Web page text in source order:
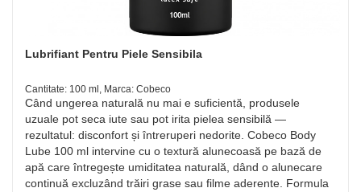
Lubrifiant Pentru Piele Sensibila
Cantitate: 100 ml, Marca: Cobeco
Când ungerea naturală nu mai e suficientă, produsele
uzuale pot seca iute sau pot irita pielea sensibilă —
rezultatul: disconfort și întreruperi nedorite. Cobeco Body
Lube 100 ml intervine cu o textură alunecoasă pe bază de
apă care întregește umiditatea naturală, dând o alunecare
continuă excluzând trăiri grase sau filme aderente. Formula